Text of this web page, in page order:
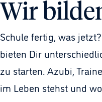
Wir
Schule fertig, was
bieten Dir
zu starten. Azubi,
im Leben stehst und